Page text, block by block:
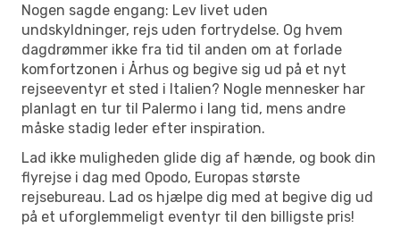
Nogen sagde engang: Lev livet uden
undskyldninger, rejs uden fortrydelse. Og hvem
dagdrømmer ikke fra tid til anden om at forlade
komfortzonen i Århus og begive sig ud på et nyt
rejseeventyr et sted i Italien? Nogle mennesker har
planlagt en tur til Palermo i lang tid, mens andre
måske stadig leder efter inspiration.
Lad ikke muligheden glide dig af hænde, og book din
flyrejse i dag med Opodo, Europas største
rejsebureau. Lad os hjælpe dig med at begive dig ud
på et uforglemmeligt eventyr til den billigste pris!